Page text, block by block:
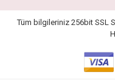
Tüm bilgileriniz 256bit SSL